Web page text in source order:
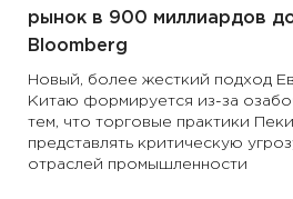
рынок в 900 миллиардов
Вloomberg
Новый, более жесткий подход
Китаю формируется из-за
тем, что торговые практики
представлять критическую
отраслей промышленности